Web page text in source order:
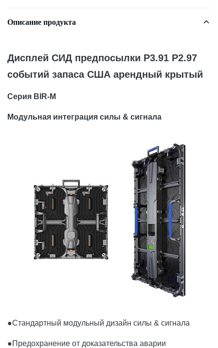
Описание продукта
Дисплей СИД предпосылки P3.91 P2.97
событий запаса США арендный крытый
Серия BIR-M
Модульная интеграция силы & сигнала
●Стандартный модульный дизайн силы & сигнала
●Предохранение от доказательства аварии